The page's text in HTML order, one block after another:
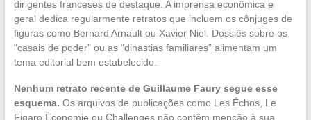
dirigentes franceses de destaque. A imprensa econômica e
geral dedica regularmente retratos que incluem os cônjuges de
figuras como Bernard Arnault ou Xavier Niel. Dossiês sobre os
“casais de poder” ou as “dinastias familiares” alimentam um
tema editorial bem estabelecido.
Nenhum retrato recente de Guillaume Faury segue esse
esquema. Os arquivos de publicações como Les Échos, Le
Figaro Économie ou Challenges não contêm menção à sua